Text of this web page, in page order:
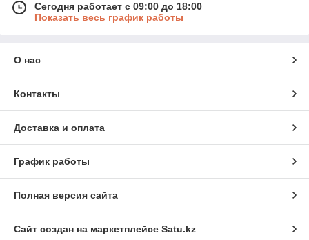
Сегодня работает с 09:00 до 18:00
Показать весь график работы
О нас
Контакты
Доставка и оплата
График работы
Полная версия сайта
Сайт создан на маркетплейсе Satu.kz